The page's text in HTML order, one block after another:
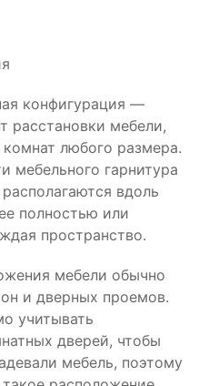
конфигурация —
расстановки мебели,
любого размера.
мебельного гарнитура
вдоль
полностью или
пространство.
мебели обычно
и дверных проемов.
учитывать
дверей, чтобы
мебель, поэтому